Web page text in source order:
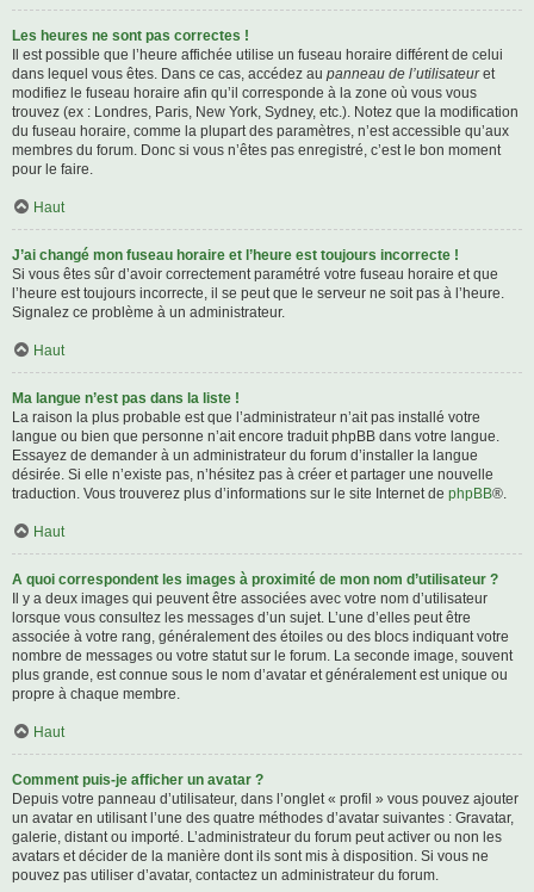
Les heures ne sont pas correctes !
Il est possible que l’heure affichée utilise un fuseau horaire différent de celui
dans lequel vous êtes. Dans ce cas, accédez au panneau de l’utilisateuret
modifiez le fuseau horaire afin qu’il corresponde à la zone où vous vous
trouvez (ex : Londres, Paris, New York, Sydney, etc.). Notez que la modification
du fuseau horaire, comme la plupart des paramètres, n’est accessible qu’aux
membres du forum. Donc si vous n’êtes pas enregistré, c’est le bon moment
pour le faire.
Haut
J’ai changé mon fuseau horaire et l’heure est toujours incorrecte !
Si vous êtes sûr d’avoir correctement paramétré votre fuseau horaire et que
l’heure est toujours incorrecte, il se peut que le serveur ne soit pas à l’heure.
Signalez ce problème à un administrateur.
Haut
Ma langue n’est pas dans la liste !
La raison la plus probable est que l’administrateur n’ait pas installé votre
langue ou bien que personne n’ait encore traduit phpBB dans votre langue.
Essayez de demander à un administrateur du forum d’installer la langue
désirée. Si elle n’existe pas, n’hésitez pas à créer et partager une nouvelle
traduction. Vous trouverez plus d’informations sur le site Internet de phpBB®.
Haut
A quoi correspondent les images à proximité de mon nom d’utilisateur ?
Il y a deux images qui peuvent être associées avec votre nom d’utilisateur
lorsque vous consultez les messages d’un sujet. L’une d’elles peut être
associée à votre rang, généralement des étoiles ou des blocs indiquant votre
nombre de messages ou votre statut sur le forum. La seconde image, souvent
plus grande, est connue sous le nom d’avatar et généralement est unique ou
propre à chaque membre.
Haut
Comment puis-je afficher un avatar ?
Depuis votre panneau d’utilisateur, dans l’onglet « profil » vous pouvez ajouter
un avatar en utilisant l’une des quatre méthodes d’avatar suivantes : Gravatar,
galerie, distant ou importé. L’administrateur du forum peut activer ou non les
avatars et décider de la manière dont ils sont mis à disposition. Si vous ne
pouvez pas utiliser d’avatar, contactez un administrateur du forum.